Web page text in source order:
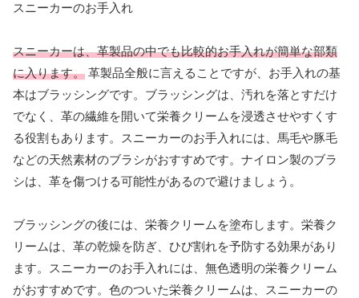
スニーカーのお手入れ
スニーカーは、革製品の中でも比較的お手入れが簡単な部類
に入ります。 革製品全般に言えることですが、お手入れの基
本はブラッシングです。ブラッシングは、汚れを落とすだけ
でなく、革の繊維を開いて栄養クリームを浸透させやすくす
る役割もあります。スニーカーのお手入れには、馬毛や豚毛
などの天然素材のブラシがおすすめです。ナイロン製のブラ
シは、革を傷つける可能性があるので避けましょう。
ブラッシングの後には、栄養クリームを塗布します。栄養ク
リームは、革の乾燥を防ぎ、ひび割れを予防する効果があり
ます。スニーカーのお手入れには、無色透明の栄養クリーム
がおすすめです。色のついた栄養クリームは、スニーカーの